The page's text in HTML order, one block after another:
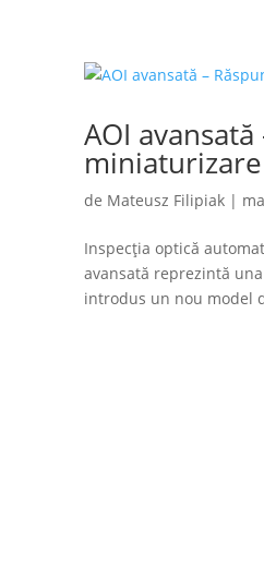
AOI
miniaturizare
de Mateusz Filipiak|
Inspecția optică
avansată reprezintă
introdus un nou model